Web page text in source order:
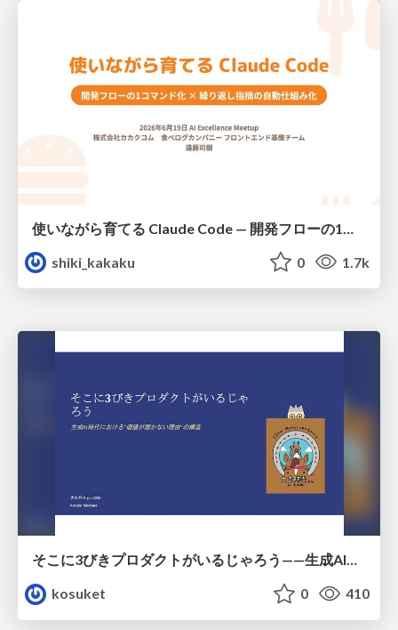
shiki_kakaku
0 1.7k
そこに3びきプロダクトがいるじゃろう——生成AI時代における“価値が届かない理由”の構造
kosuket
0 410